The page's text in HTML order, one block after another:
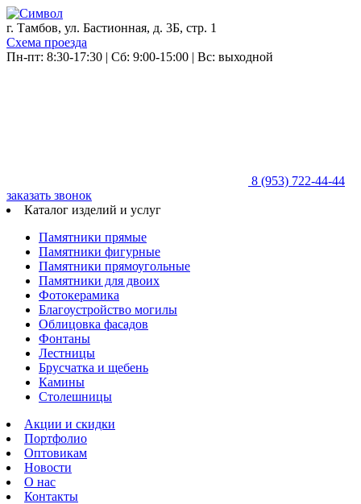
г. Тамбов, ул. Бастионная, д. 3Б, стр. 1
Схема проезда
Пн-пт: 8:30-17:30 | Сб: 9:00-15:00 | Вс: выходной
8 (953) 722-44-44
заказать звонок
Каталог изделий и услуг
Памятники прямые
Памятники фигурные
Памятники прямоугольные
Памятники для двоих
Фотокерамика
Благоустройство могилы
Облицовка фасадов
Фонтаны
Лестницы
Брусчатка и щебень
Камины
Столешницы
Акции и скидки
Портфолио
Оптовикам
Новости
О нас
Контакты